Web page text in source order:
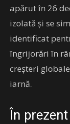
apărut în 26
izolată şi se
identificat
îngrijorări în
creşteri
iarnă.
În